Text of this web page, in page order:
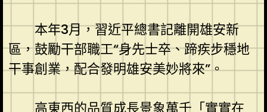
本年3月，習近平總書記離開雄安新
區，鼓勵干部職工“身先士卒、蹄疾步穩地
干事創業，配合發明雄安美妙將來”。
高東西的品質成長景象萬千「實實在